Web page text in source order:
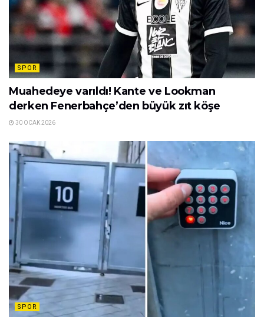
SPOR
Muahedeye varıldı! Kante ve Lookman
derken Fenerbahçe’den büyük zıt köşe
30 OCAK 2026
SPOR